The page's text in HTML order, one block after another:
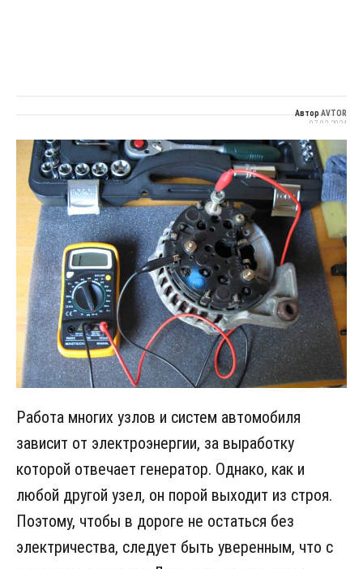
АвторAVTOR
07.02.2024
Работа многих узлов и систем автомобиля
зависит от электроэнергии, за выработку
которой отвечает генератор. Однако, как и
любой другой узел, он порой выходит из строя.
Поэтому, чтобы в дороге не остаться без
электричества, следует быть уверенным, что с